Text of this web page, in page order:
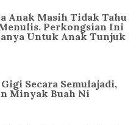
Anak Masih Tidak Tahu
Perkongsian Ini
Untuk Anak Tunjuk
Secara Semulajadi,
Minyak Buah Ni